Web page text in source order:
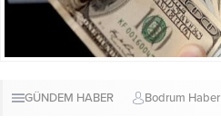
GÜNDEM HABER Bodrum Haber